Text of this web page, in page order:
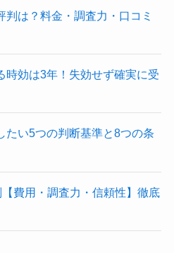
は？料金・調査力・口コミ
時効は3年！失効せず確実に受
たい5つの判断基準と8つの条
費用・調査力・信頼性】徹底